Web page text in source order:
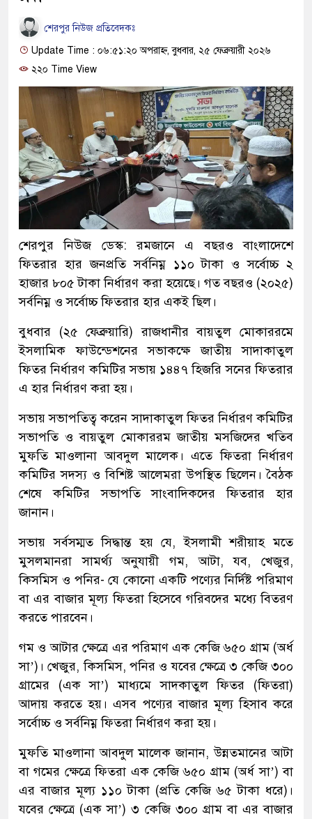
শেরপুর নিউজ প্রতিবেদকঃ
Update Time : ০৬:৫১:২০ অপরাহ্ন, বুধবার, ২৫ ফেব্রুয়ারী ২০২৬
২২০ Time View
শেরপুর নিউজ ডেস্ক: রমজানে এ বছরও বাংলাদেশে
ফিতরার হার জনপ্রতি সর্বনিম্ন ১১০ টাকা ও সর্বোচ্চ ২
হাজার ৮০৫ টাকা নির্ধারণ করা হয়েছে। গত বছরও (২০২৫)
সর্বনিম্ন ও সর্বোচ্চ ফিতরার হার একই ছিল।
বুধবার (২৫ ফেব্রুয়ারি) রাজধানীর বায়তুল মোকাররমে
ইসলামিক ফাউন্ডেশনের সভাকক্ষে জাতীয় সাদাকাতুল
ফিতর নির্ধারণ কমিটির সভায় ১৪৪৭ হিজরি সনের ফিতরার
এ হার নির্ধারণ করা হয়।
সভায় সভাপতিত্ব করেন সাদাকাতুল ফিতর নির্ধারণ কমিটির
সভাপতি ও বায়তুল মোকাররম জাতীয় মসজিদের খতিব
মুফতি মাওলানা আবদুল মালেক। এতে ফিতরা নির্ধারণ
কমিটির সদস্য ও বিশিষ্ট আলেমরা উপস্থিত ছিলেন। বৈঠক
শেষে কমিটির সভাপতি সাংবাদিকদের ফিতরার হার
জানান।
সভায় সর্বসম্মত সিদ্ধান্ত হয় যে, ইসলামী শরীয়াহ মতে
মুসলমানরা সামর্থ্য অনুযায়ী গম, আটা, যব, খেজুর,
কিসমিস ও পনির- যে কোনো একটি পণ্যের নির্দিষ্ট পরিমাণ
বা এর বাজার মূল্য ফিতরা হিসেবে গরিবদের মধ্যে বিতরণ
করতে পারবেন।
গম ও আটার ক্ষেত্রে এর পরিমাণ এক কেজি ৬৫০ গ্রাম (অর্ধ
সা’)। খেজুর, কিসমিস, পনির ও যবের ক্ষেত্রে ৩ কেজি ৩০০
গ্রামের (এক সা’) মাধ্যমে সাদকাতুল ফিতর (ফিতরা)
আদায় করতে হয়। এসব পণ্যের বাজার মূল্য হিসাব করে
সর্বোচ্চ ও সর্বনিম্ন ফিতরা নির্ধারণ করা হয়।
মুফতি মাওলানা আবদুল মালেক জানান, উন্নতমানের আটা
বা গমের ক্ষেত্রে ফিতরা এক কেজি ৬৫০ গ্রাম (অর্ধ সা’) বা
এর বাজার মূল্য ১১০ টাকা (প্রতি কেজি ৬৫ টাকা ধরে)।
যবের ক্ষেত্রে (এক সা’) ৩ কেজি ৩০০ গ্রাম বা এর বাজার